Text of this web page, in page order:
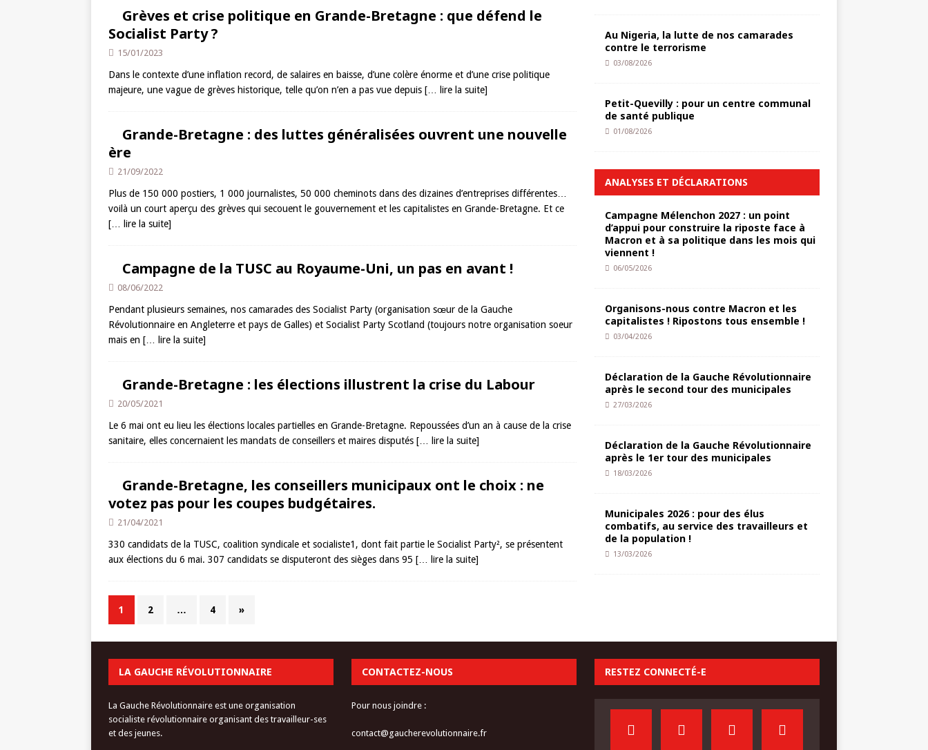
Grèves et crise politique en Grande-Bretagne : que défend le
Socialist Party ?
15/01/2023
Dans le contexte d’une inflation record, de salaires en baisse, d’une colère énorme et d’une crise politique
majeure, une vague de grèves historique, telle qu’on n’en a pas vue depuis [… lire la suite]
Grande-Bretagne : des luttes généralisées ouvrent une nouvelle
ère
21/09/2022
Plus de 150 000 postiers, 1 000 journalistes, 50 000 cheminots dans des dizaines d’entreprises différentes…
voilà un court aperçu des grèves qui secouent le gouvernement et les capitalistes en Grande-Bretagne. Et ce
[… lire la suite]
Campagne de la TUSC au Royaume-Uni, un pas en avant !
08/06/2022
Pendant plusieurs semaines, nos camarades des Socialist Party (organisation sœur de la Gauche
Révolutionnaire en Angleterre et pays de Galles) et Socialist Party Scotland (toujours notre organisation soeur
mais en [… lire la suite]
Grande-Bretagne : les élections illustrent la crise du Labour
20/05/2021
Le 6 mai ont eu lieu les élections locales partielles en Grande-Bretagne. Repoussées d’un an à cause de la crise
sanitaire, elles concernaient les mandats de conseillers et maires disputés [… lire la suite]
Grande-Bretagne, les conseillers municipaux ont le choix : ne
votez pas pour les coupes budgétaires.
21/04/2021
330 candidats de la TUSC, coalition syndicale et socialiste1, dont fait partie le Socialist Party², se présentent
aux élections du 6 mai. 307 candidats se disputeront des sièges dans 95 [… lire la suite]
1 2 … 4 »
Au Nigeria, la lutte de nos camarades
contre le terrorisme
03/08/2026
Petit-Quevilly : pour un centre communal
de santé publique
01/08/2026
ANALYSES ET DÉCLARATIONS
Campagne Mélenchon 2027 : un point
d’appui pour construire la riposte face à
Macron et à sa politique dans les mois qui
viennent !
06/05/2026
Organisons-nous contre Macron et les
capitalistes ! Ripostons tous ensemble !
03/04/2026
Déclaration de la Gauche Révolutionnaire
après le second tour des municipales
27/03/2026
Déclaration de la Gauche Révolutionnaire
après le 1er tour des municipales
18/03/2026
Municipales 2026 : pour des élus
combatifs, au service des travailleurs et
de la population !
13/03/2026
LA GAUCHE RÉVOLUTIONNAIRE
La Gauche Révolutionnaire est une organisation
socialiste révolutionnaire organisant des travailleur-ses
et des jeunes.
CONTACTEZ-NOUS
Pour nous joindre :
contact@gaucherevolutionnaire.fr
RESTEZ CONNECTÉ-E